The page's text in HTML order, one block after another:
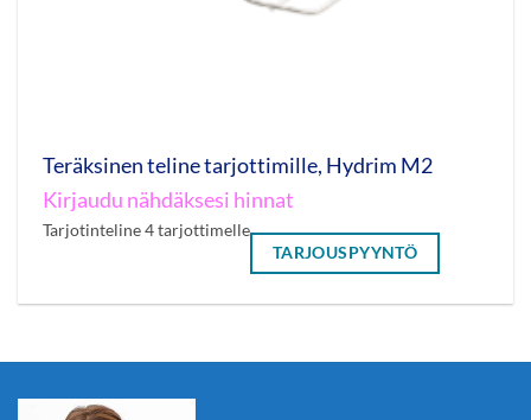
Teräksinen teline tarjottimille, Hydrim M2
Kirjaudu nähdäksesi hinnat
Tarjotinteline 4 tarjottimelle
TARJOUSPYYNTÖ